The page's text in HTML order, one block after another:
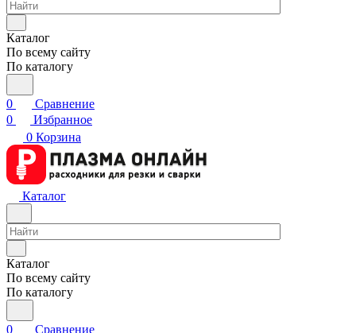
Каталог
По всему сайту
По каталогу
0
Сравнение
0
Избранное
0 Корзина
Каталог
Каталог
По всему сайту
По каталогу
0
Сравнение